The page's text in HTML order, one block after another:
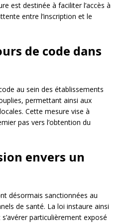
est destinée à faciliter l’accès à
entre l’inscription et le
de code dans
au sein des établissements
permettant ainsi aux
Cette mesure vise à
pas vers l’obtention du
envers un
désormais sanctionnées au
de santé. La loi instaure ainsi
particulièrement exposé